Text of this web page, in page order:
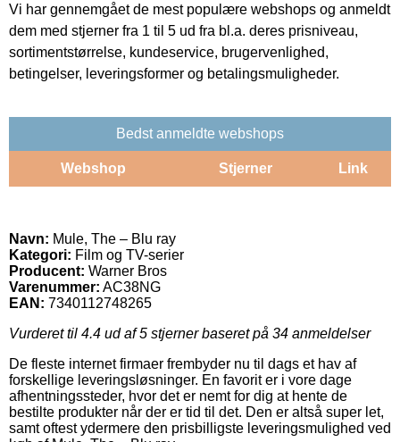
Vi har gennemgået de mest populære webshops og anmeldt
dem med stjerner fra 1 til 5 ud fra bl.a. deres prisniveau,
sortimentstørrelse, kundeservice, brugervenlighed,
betingelser, leveringsformer og betalingsmuligheder.
Bedst anmeldte webshops
Webshop Stjerner Link
Navn: Mule, The – Blu ray
Kategori: Film og TV-serier
Producent: Warner Bros
Varenummer: AC38NG
EAN: 7340112748265
Vurderet til 4.4 ud af 5 stjerner baseret på 34 anmeldelser
De fleste internet firmaer frembyder nu til dags et hav af
forskellige leveringsløsninger. En favorit er i vore dage
afhentningssteder, hvor det er nemt for dig at hente de
bestilte produkter når der er tid til det. Den er altså super let,
samt oftest ydermere den prisbilligste leveringsmulighed ved